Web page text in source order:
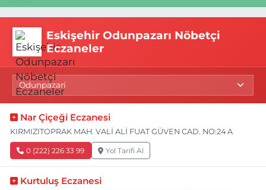
Eskişehir Odunpazarı Nöbetçi
Eczaneler
Nar Çiçeği Eczanesi
KIRMIZITOPRAK MAH. VALİ ALİ FUAT GÜVEN CAD. NO:24 A
0 (222) 226 33 99 Yol Tarifi Al
Kurtuluş Eczanesi